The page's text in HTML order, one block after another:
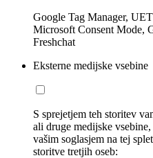
Google Tag Manager,
Microsoft Consent Mode,
Freshchat
Eksterne medijske vsebine
S sprejetjem teh storitev
ali druge medijske
vašim soglasjem na tej
storitve tretjih oseb: